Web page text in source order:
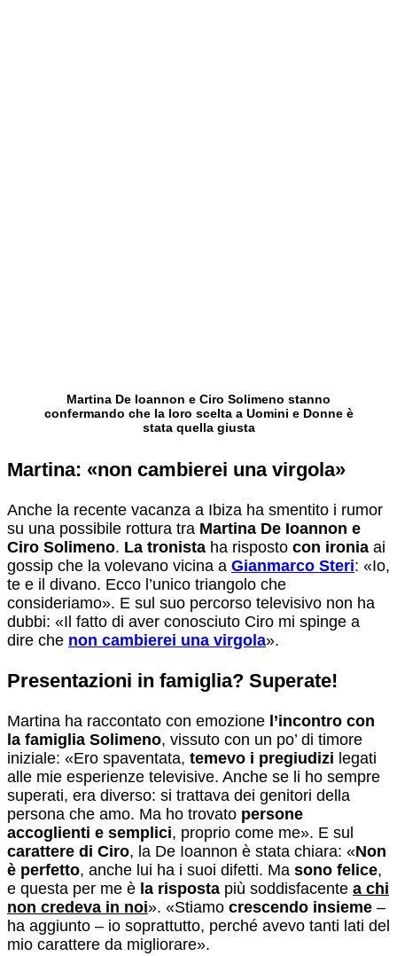
Martina De Ioannon e Ciro Solimeno stanno
confermando che la loro scelta a Uomini e Donne è
stata quella giusta
Martina: «non cambierei una virgola»
Anche la recente vacanza a Ibiza ha smentito i rumor
su una possibile rottura tra Martina De Ioannon e
Ciro Solimeno. La tronista ha risposto con ironia ai
gossip che la volevano vicina a Gianmarco Steri: «Io,
te e il divano. Ecco l’unico triangolo che
consideriamo». E sul suo percorso televisivo non ha
dubbi: «Il fatto di aver conosciuto Ciro mi spinge a
dire che non cambierei una virgola».
Presentazioni in famiglia? Superate!
Martina ha raccontato con emozione l’incontro con
la famiglia Solimeno, vissuto con un po’ di timore
iniziale: «Ero spaventata, temevo i pregiudizi legati
alle mie esperienze televisive. Anche se li ho sempre
superati, era diverso: si trattava dei genitori della
persona che amo. Ma ho trovato persone
accoglienti e semplici, proprio come me». E sul
carattere di Ciro, la De Ioannon è stata chiara: «Non
è perfetto, anche lui ha i suoi difetti. Ma sono felice,
e questa per me è la risposta più soddisfacente a chi
non credeva in noi». «Stiamo crescendo insieme –
ha aggiunto – io soprattutto, perché avevo tanti lati del
mio carattere da migliorare».